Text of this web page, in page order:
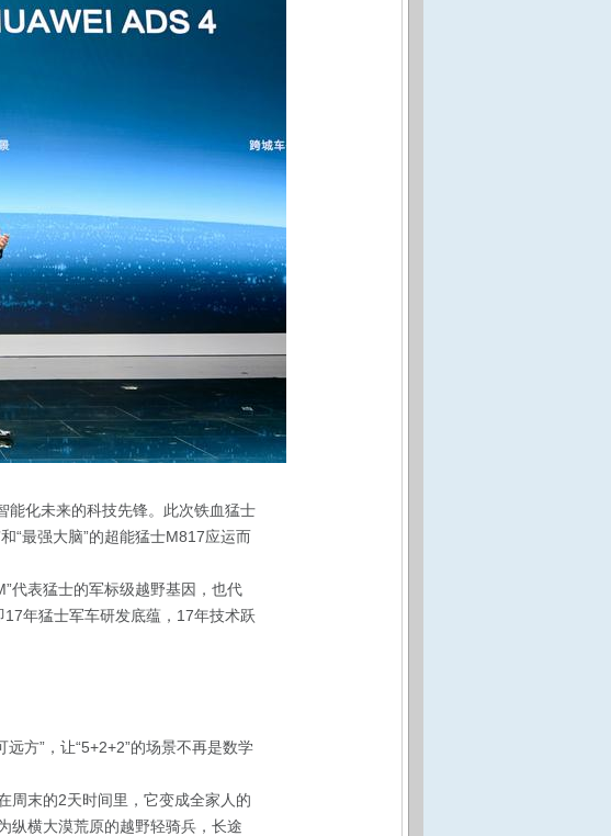
能化未来的科技先锋。此次铁血猛士
“最强大脑”的超能猛士M817应运而
代表猛士的军标级越野基因，也代
17年猛士军车研发底蕴 ，17年技术跃
远方” ，让“5+2+2”的场景不再是数学
周末的2天时间里，它变成全家人的
纵横大漠荒原的越野轻骑兵，长途